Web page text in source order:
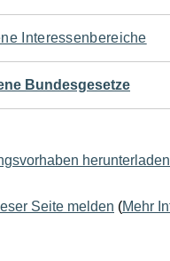
Interessenbereiche
Bundesgesetze
Seite melden (Mehr